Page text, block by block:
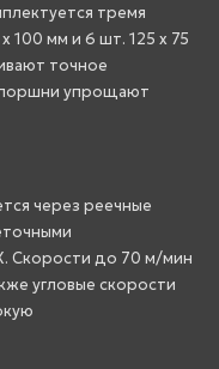
тремя
100 мм и 6 шт. 125 x 75
точное
поршни упрощают
через реечные
Скорости до 70 м/мин
угловые скорости